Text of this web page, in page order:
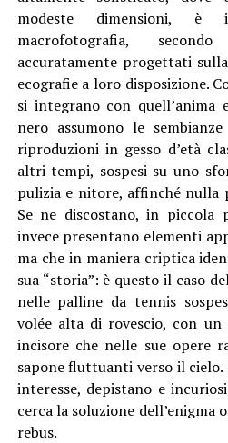
modeste dimensioni, è
macrofotografia,
accuratamente progettati
ecografie a loro disposizione.
si integrano con
nero assumono le
riproduzioni in gesso d’età
altri tempi, sospesi su uno
pulizia e nitore, affinché nulla
Se ne discostano, in piccola
invece presentano elementi
ma che in maniera criptica
sua “storia”: è questo il caso
nelle palline da tennis
volée alta di rovescio, con
incisore che nelle sue opere
sapone fluttuanti verso il
interesse, depistano e
cerca la soluzione
rebus.